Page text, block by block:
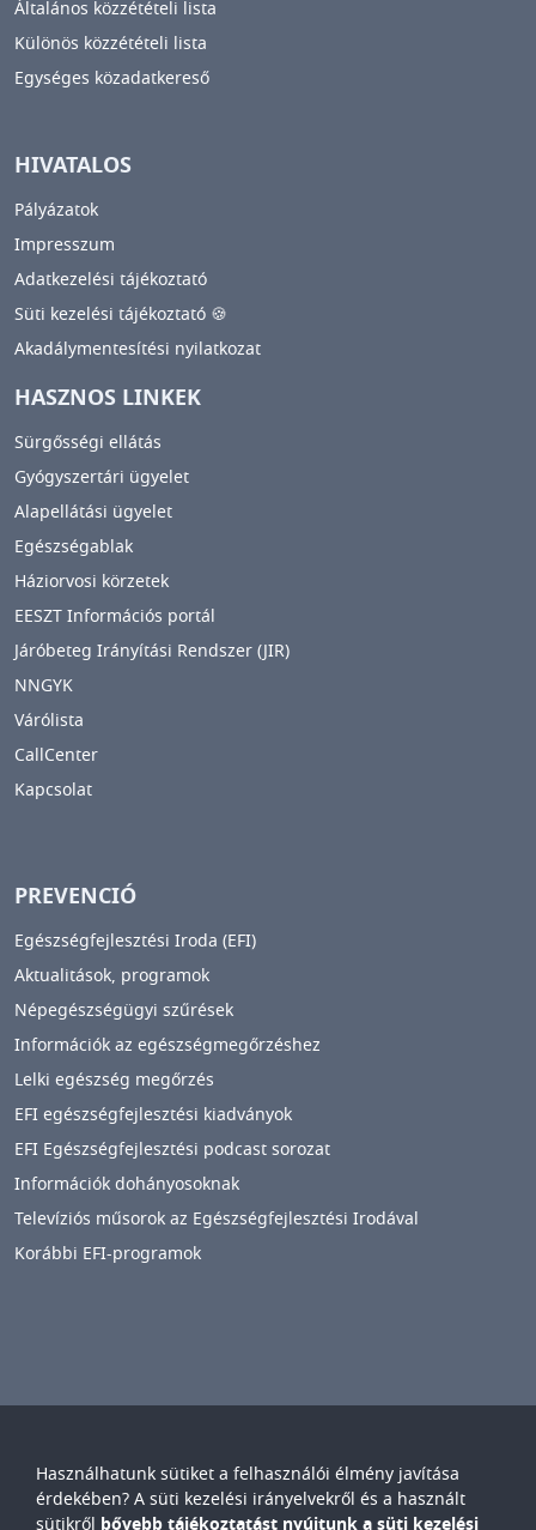
Használhatunk sütiket a felhasználói élmény javítása
érdekében? A süti kezelési irányelvekről és a használt
sütikről bővebb tájékoztatást nyújtunk a süti kezelési
Általános közzétételi lista
Különös közzétételi lista
Egységes közadatkereső
HIVATALOS
Pályázatok
Impresszum
Adatkezelési tájékoztató
Süti kezelési tájékoztató 🍪
Akadálymentesítési nyilatkozat
HASZNOS LINKEK
Sürgősségi ellátás
Gyógyszertári ügyelet
Alapellátási ügyelet
Egészségablak
Háziorvosi körzetek
EESZT Információs portál
Járóbeteg Irányítási Rendszer (JIR)
NNGYK
Várólista
CallCenter
Kapcsolat
PREVENCIÓ
Egészségfejlesztési Iroda (EFI)
Aktualitások, programok
Népegészségügyi szűrések
Információk az egészségmegőrzéshez
Lelki egészség megőrzés
EFI egészségfejlesztési kiadványok
EFI Egészségfejlesztési podcast sorozat
Információk dohányosoknak
Televíziós műsorok az Egészségfejlesztési Irodával
Korábbi EFI-programok
Győr-Moson-Sopron Vármegyei
Petz Aladár
Egyetemi Oktató Kórház